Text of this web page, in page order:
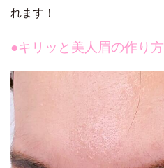
れます！
●キリッと美人眉の作り方